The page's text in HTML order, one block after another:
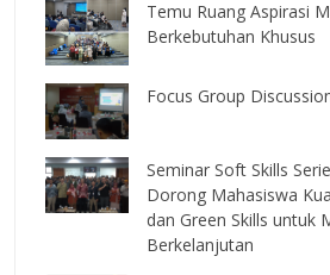
Temu Ruang Aspirasi
Berkebutuhan Khusus
Focus Group
Seminar Soft Skills
Dorong Mahasiswa
dan Green Skills untuk
Berkelanjutan